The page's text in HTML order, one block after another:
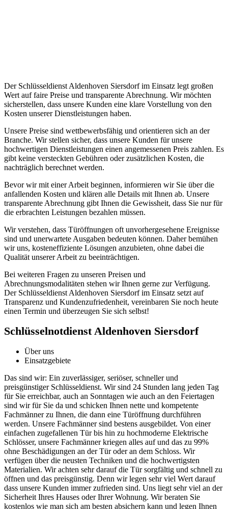
Der Schlüsseldienst Aldenhoven Siersdorf im Einsatz legt großen
Wert auf faire Preise und transparente Abrechnung.​ Wir möchten
sicherstellen, dass unsere Kunden eine klare Vorstellung von den
Kosten unserer Dienstleistungen haben.​
Unsere Preise sind wettbewerbsfähig und orientieren sich an der
Branche.​ Wir stellen sicher, dass unsere Kunden für unsere
hochwertigen Dienstleistungen einen angemessenen Preis zahlen. Es
gibt keine versteckten Gebühren oder zusätzlichen Kosten, die
nachträglich berechnet werden.​
Bevor wir mit einer Arbeit beginnen, informieren wir Sie über die
anfallenden Kosten und klären alle Details mit Ihnen ab.​ Unsere
transparente Abrechnung gibt Ihnen die Gewissheit, dass Sie nur für
die erbrachten Leistungen bezahlen müssen.​
Wir verstehen, dass Türöffnungen oft unvorhergesehene Ereignisse
sind und unerwartete Ausgaben bedeuten können.​ Daher bemühen
wir uns, kosteneffiziente Lösungen anzubieten, ohne dabei die
Qualität unserer Arbeit zu beeinträchtigen.​
Bei weiteren Fragen zu unseren Preisen und
Abrechnungsmodalitäten stehen wir Ihnen gerne zur Verfügung.​
Der Schlüsseldienst Aldenhoven Siersdorf im Einsatz setzt auf
Transparenz und Kundenzufriedenheit, vereinbaren Sie noch heute
einen Termin und überzeugen Sie sich selbst!​
Schlüsselnotdienst Aldenhoven Siersdorf
Über uns
Einsatzgebiete
Das sind wir: Ein zuverlässiger, seriöser, schneller und
preisgünstiger Schlüsseldienst. Wir sind 24 Stunden lang jeden Tag
für Sie erreichbar, auch an Sonntagen wie auch an den Feiertagen
sind wir für Sie da und schicken Ihnen nette und kompetente
Fachmänner zu Ihnen, die dann eine Türöffnung durchführen
werden. Unsere Fachmänner sind bestens ausgebildet. Von einer
einfachen zugefallenen Tür bis hin zu hochmoderne Elektrische
Schlösser, unsere Fachmänner kriegen alles auf und das zu 99%
ohne Beschädigungen an der Tür oder an dem Schloss. Wir
verfügen über die neusten Techniken und die hochwertigsten
Materialien. Wir achten sehr darauf die Tür sorgfältig und schnell zu
öffnen und das preisgünstig. Denn wir legen sehr viel Wert darauf
dass unsere Kunden immer zufrieden sind. Uns liegt sehr viel an der
Sicherheit Ihres Hauses oder Ihrer Wohnung. Wir beraten Sie
kostenlos wie man sich am besten absichern kann und legen Ihnen